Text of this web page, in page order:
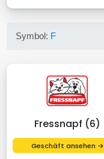
Symbol: F
Fressnapf (6)
Geschäft ansehen →